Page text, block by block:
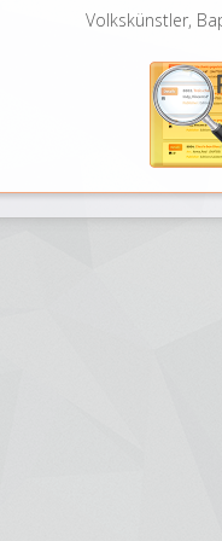
Volkskünstler,